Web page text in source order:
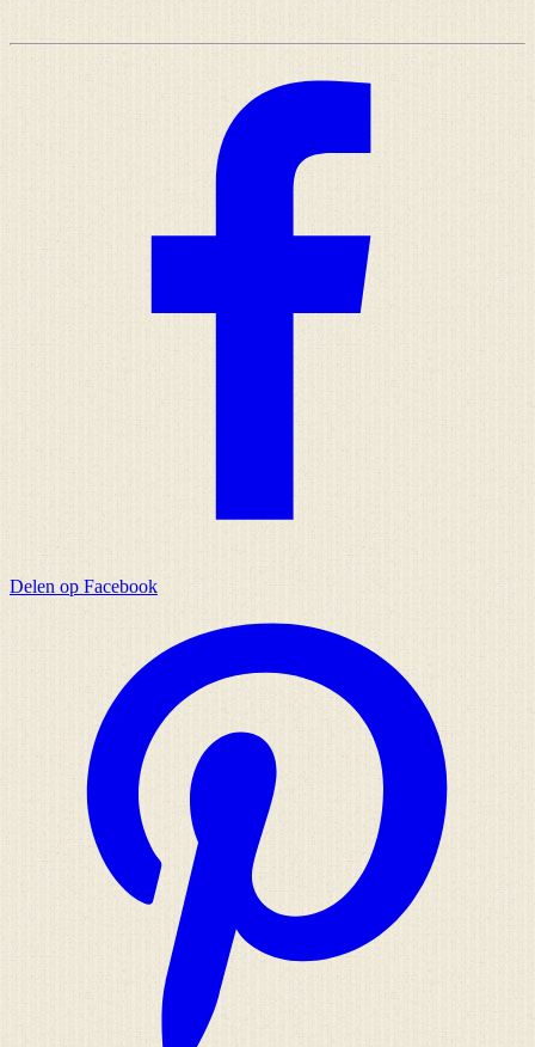
Delen op Facebook